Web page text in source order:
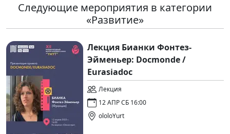
Следующие мероприятия в категории
«Развитие»
Лекция Бианки Фонтез-
Эйменьер: Docmonde /
Eurasiadoc
Лекция
12 АПР СБ 16:00
ololoYurt